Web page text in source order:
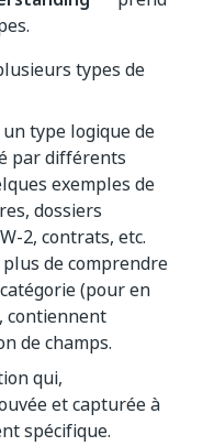
types de
type logique de
par différents
exemples de
dossiers
2, contrats, etc.
de comprendre
(pour en
contiennent
de champs.
qui,
et capturée à
spécifique.